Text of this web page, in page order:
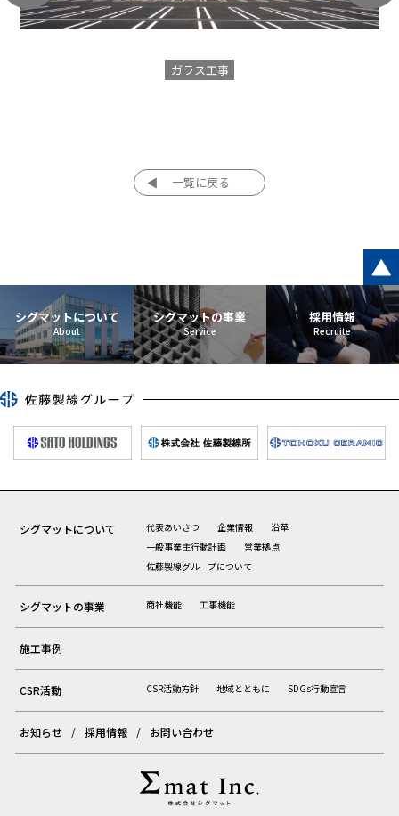
ガラス工事
一覧に戻る
シグマットについて シグマットの事業 採用情報
シグマットについて 代表あいさつ 企業情報
沿革
一般事業主行動計画
営業拠点
佐藤製線グループについて
シグマットの事業 商社機能 工事機能
施工事例
CSR活動 CSR活動方針 地域とともに SDGs行動宣言
お知らせ 採用情報 お問い合わせ